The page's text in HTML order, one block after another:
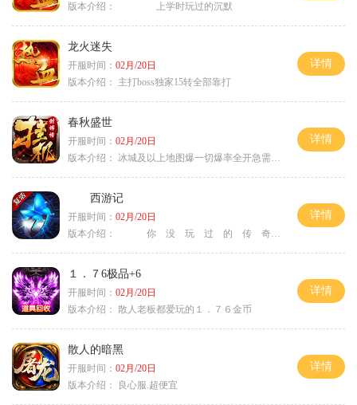
版本介绍：
上学时玩过的沉默
龙火迷失
开服时间： 02月/20日
版本介绍：
主打boss独家15转全部靠打
详情
春秋盛世
开服时间： 02月/20日
版本介绍：
冰城及以上地图爆一切爆率全开急需材料
详情
西游记
开服时间： 02月/20日
版本介绍：
你 没 玩 过 的 传 奇
详情
１．７6极品+6
开服时间： 02月/20日
版本介绍： 散人老板都爱玩的１．７６金币
详情
散人的暗黑
开服时间： 02月/20日
版本介绍：
良心服.超便宜
详情